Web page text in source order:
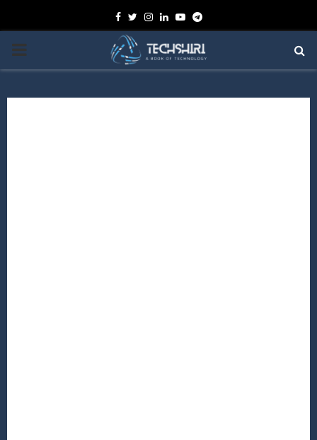
Facebook
TwitterInstagram
Linkedin
YoutubeTelegram
PRIMARY